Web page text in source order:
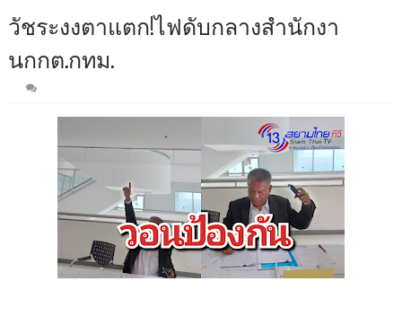
วัชระงงตาแตก!ไฟดับกลางสำนักงา
นกกต.กทม.